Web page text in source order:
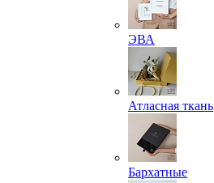
ЭВА
Атласная ткань
Бархатные